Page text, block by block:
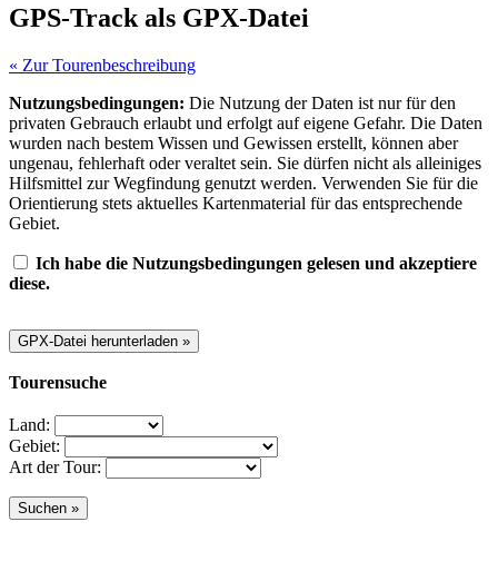
GPS-Track als GPX-Datei
« Zur Tourenbeschreibung
Nutzungsbedingungen: Die Nutzung der Daten ist nur für den
privaten Gebrauch erlaubt und erfolgt auf eigene Gefahr. Die Daten
wurden nach bestem Wissen und Gewissen erstellt, können aber
ungenau, fehlerhaft oder veraltet sein. Sie dürfen nicht als alleiniges
Hilfsmittel zur Wegfindung genutzt werden. Verwenden Sie für die
Orientierung stets aktuelles Kartenmaterial für das entsprechende
Gebiet.
Ich habe die Nutzungsbedingungen gelesen und akzeptiere
diese.
Tourensuche
Land:
Gebiet:
Art der Tour: